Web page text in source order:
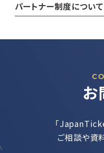
パートナー制度について
お
「
ご相談や資